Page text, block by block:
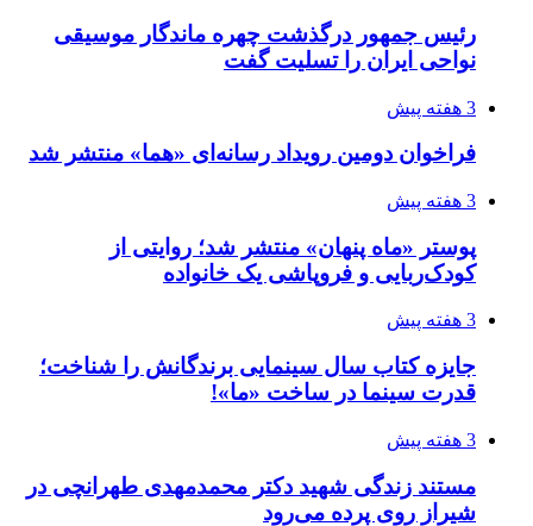
رئیس جمهور درگذشت چهره ماندگار موسیقی
نواحی ایران را تسلیت گفت
3 هفته پیش
فراخوان دومین رویداد رسانه‌ای «هما» منتشر شد
3 هفته پیش
پوستر «ماه پنهان» منتشر شد؛ روایتی از
کودک‌ربایی و فروپاشی یک خانواده
3 هفته پیش
جایزه کتاب سال سینمایی برندگانش را شناخت؛
قدرت سینما در ساخت «ما»!
3 هفته پیش
مستند زندگی شهید دکتر محمدمهدی طهرانچی در
شیراز روی پرده می‌رود